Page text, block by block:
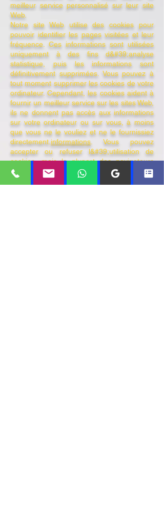
meilleur service personnalisé sur leur site
Web.
Notre site Web utilise des cookies pour
pouvoir identifier les pages visitées et leur
fréquence. Ces informations sont utilisées
uniquement à des fins d&#39;analyse
statistique, puis les informations sont
définitivement supprimées. Vous pouvez à
tout moment supprimer les cookies de votre
ordinateur. Cependant, les cookies aident à
fournir un meilleur service sur les sites Web,
ils ne donnent pas accès aux informations
sur votre ordinateur ou sur vous, à moins
que vous ne le vouliez et ne le fournissiez
directement. informations . Vous pouvez
accepter ou refuser l&#39;utilisation de
cookies, mais la plupart des navigateurs
acceptent automatiquement les cookies car
ils servent à avoir un meilleur service Web.